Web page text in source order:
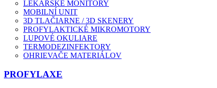
LÉKAŘSKÉ MONITORY
MOBILNÍ UNIT
3D TLAČIARNE / 3D SKENERY
PROFYLAKTICKÉ MIKROMOTORY
LUPOVÉ OKULIARE
TERMODEZINFEKTORY
OHRIEVAČE MATERIÁLOV
PROFYLAXE